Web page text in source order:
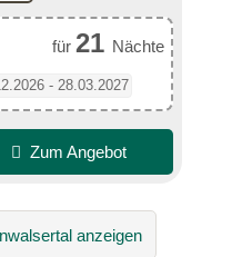
für 21 Nächte
- 28.03.2027
Zum Angebot
anzeigen